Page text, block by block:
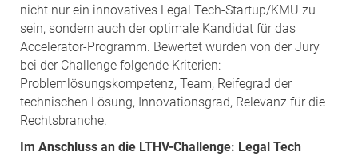
nicht nur ein innovatives Legal Tech-Startup/KMU zu
sein, sondern auch der optimale Kandidat für das
Accelerator-Programm. Bewertet wurden von der Jury
bei der Challenge folgende Kriterien:
Problemlösungskompetenz, Team, Reifegrad der
technischen Lösung, Innovationsgrad, Relevanz für die
Rechtsbranche.
Im Anschluss an die LTHV-Challenge: Legal Tech